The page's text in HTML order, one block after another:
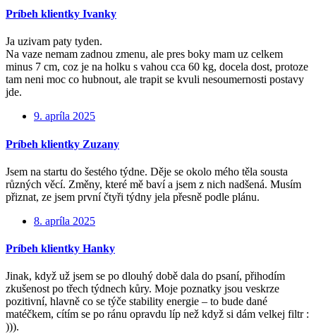
Príbeh klientky Ivanky
Ja uzivam paty tyden.
Na vaze nemam zadnou zmenu, ale pres boky mam uz celkem
minus 7 cm, coz je na holku s vahou cca 60 kg, docela dost, protoze
tam neni moc co hubnout, ale trapit se kvuli nesoumernosti postavy
jde.
9. apríla 2025
Príbeh klientky Zuzany
Jsem na startu do šestého týdne. Děje se okolo mého těla sousta
různých věcí. Změny, které mě baví a jsem z nich nadšená. Musím
přiznat, ze jsem první čtyři týdny jela přesně podle plánu.
8. apríla 2025
Príbeh klientky Hanky
Jinak, když už jsem se po dlouhý době dala do psaní, přihodím
zkušenost po třech týdnech kůry. Moje poznatky jsou veskrze
pozitivní, hlavně co se týče stability energie – to bude dané
matéčkem, cítím se po ránu opravdu líp než když si dám velkej filtr :
))).